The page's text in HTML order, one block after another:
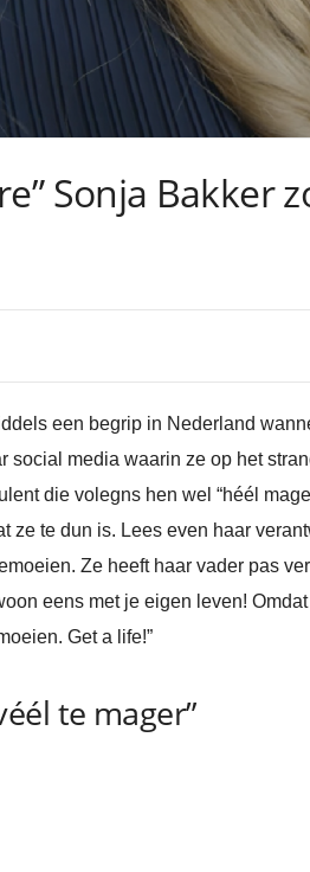
Sonja Bakker
een begrip in Nederland
media waarin ze op het
die volegns hen wel “héél
ze te dun is. Lees even haar
Ze heeft haar vader pas
eens met je eigen leven!
Get a life!”
te mager”